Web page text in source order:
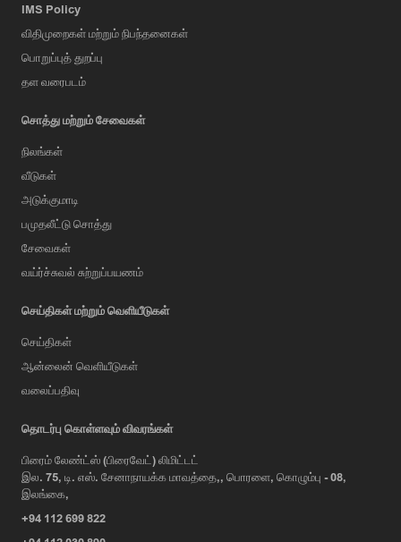
IMS Policy
விதிமுறைகள் மற்றும் நிபந்தனைகள்
பொறுப்புத் துறப்பு
தள வரைபடம்
சொத்து மற்றும் சேவைகள்
நிலங்கள்
வீடுகள்
அடுக்குமாடி
பமுதலீட்டு சொத்து
சேவைகள்
வய்ர்ச்சுவல் சுற்றுப்பயணம்
செய்திகள் மற்றும் வெளியீடுகள்
செய்திகள்
ஆன்லைன் வெளியீடுகள்
வலைப்பதிவு
தொடர்பு கொள்ளவும் விவரங்கள்
பிரைம் லேண்ட்ஸ் (பிரைவேட்) லிமிட்டட்
இல. 75, டி. எஸ். சேனாநாயக்க மாவத்தை,, பொரளை, கொழும்பு - 08,
இலங்கை,
+94 112 699 822